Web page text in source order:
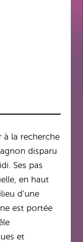
à la recherche
disparu
Ses pas
en haut
d’une
est portée
et